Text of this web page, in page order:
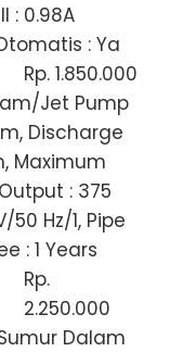
: 0.98A
: Ya
Rp. 1.850.000
Jet Pump
Discharge
Maximum
: 375
Hz/1, Pipe
: 1 Years
Rp.
2.250.000
Dalam